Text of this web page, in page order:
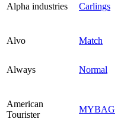
Alpha industries Carlings
Alvo
Match
Always Normal
American
Tourister
MYBAG